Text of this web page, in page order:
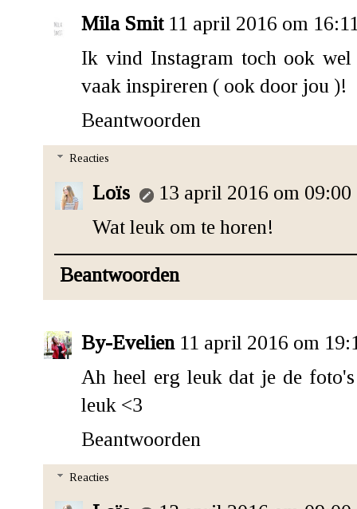
Mila Smit 11 april 2016 om
Ik vind Instagram toch ook
vaak inspireren ( ook door jou )!
Beantwoorden
Reacties
Loïs
13 april 2016 om 09:00
Wat leuk om te horen!
Beantwoorden
By-Evelien 11 april 2016 om
Ah heel erg leuk dat je de
leuk <3
Beantwoorden
Reacties